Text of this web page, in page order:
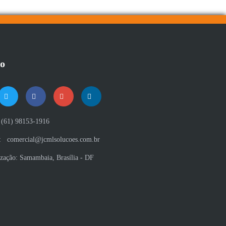
(61) 98153-1916
comercial@jcmlsolucoes.com.br
Samambaia, Brasília - DF